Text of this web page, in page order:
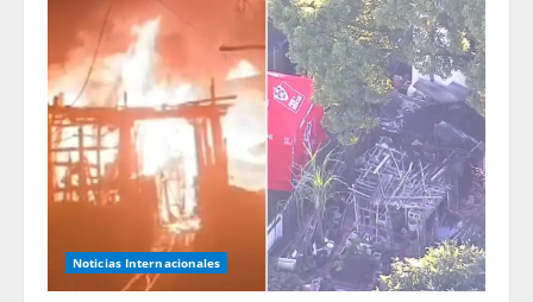
Noticias Internacionales